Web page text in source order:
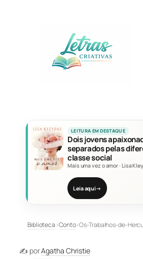
LEITURA EM DESTAQUE
Dois jovens
separados pelas
classe social
Mais uma vez o amor· Lisa
Leia aqui→
Biblioteca›Conto›Os-Trabalhos-de-
✍️ porAgatha Christie